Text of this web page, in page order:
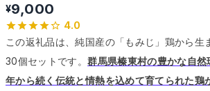
¥9,000
4.0
この返礼品は、純国産の「もみじ」鶏から生
30個セットです。群馬県榛東村の豊かな自
年から続く伝統と情熱を込めて育てられた鶏